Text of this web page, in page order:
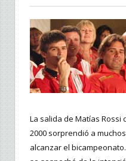
La salida de Matías Rossi
2000 sorprendió a
alcanzar el